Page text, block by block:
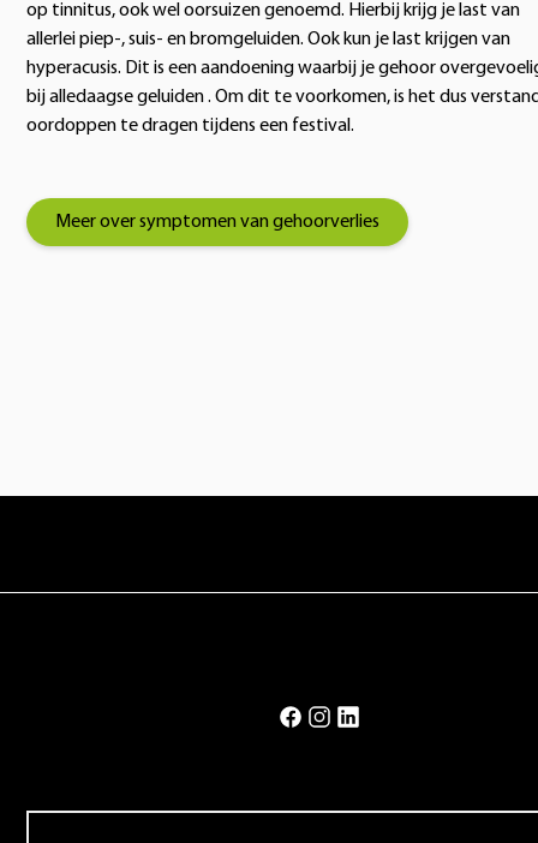
op tinnitus, ook wel oorsuizen genoemd. Hierbij krijg je last van
allerlei piep-, suis- en bromgeluiden. Ook kun je last krijgen van
hyperacusis. Dit is een aandoening waarbij je gehoor
bij alledaagse geluiden . Om dit te voorkomen, is het dus
oordoppen te dragen tijdens een festival.
Meer over symptomen van gehoorverlies